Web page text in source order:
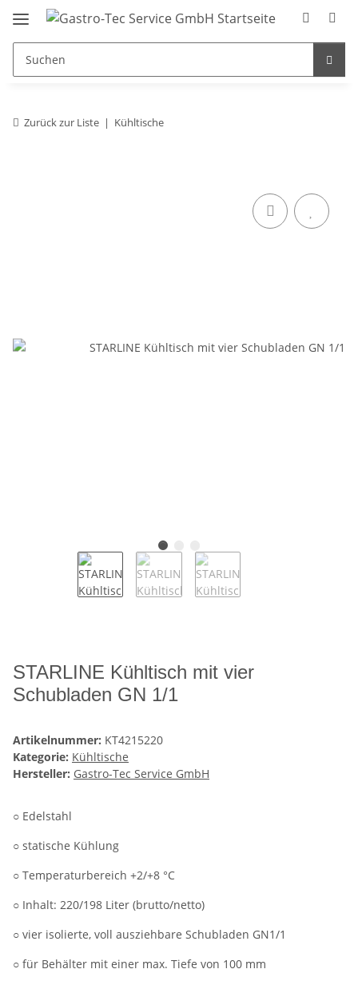
Zurück zur Liste Kühltische
STARLINE Kühltisch mit vier
Schubladen GN 1/1
Artikelnummer: KT4215220
Kategorie: Kühltische
Hersteller: Gastro-Tec Service GmbH
○ Edelstahl
○ statische Kühlung
○ Temperaturbereich +2/+8 °C
○ Inhalt: 220/198 Liter (brutto/netto)
○ vier isolierte, voll ausziehbare Schubladen GN1/1
○ für Behälter mit einer max. Tiefe von 100 mm